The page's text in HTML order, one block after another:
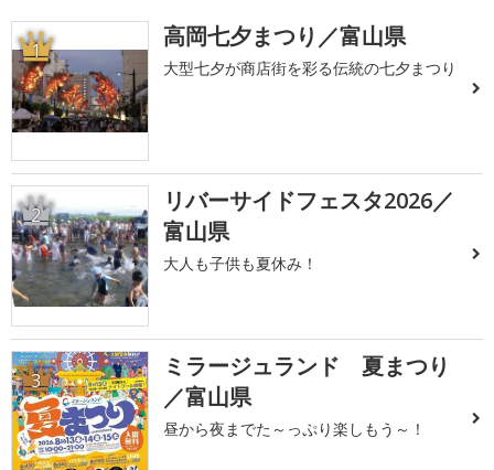
1 高岡七夕まつり／富山県
大型七夕が商店街を彩る伝統の七夕まつり
2
リバーサイドフェスタ2026／
富山県
大人も子供も夏休み！
3
ミラージュランド 夏まつり
／富山県
昼から夜までた～っぷり楽しもう～！